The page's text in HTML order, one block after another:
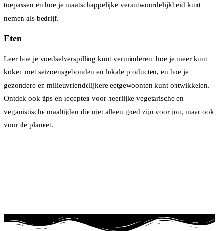
toepassen en hoe je maatschappelijke verantwoordelijkheid kunt
nemen als bedrijf.
Eten
Leer hoe je voedselverspilling kunt verminderen, hoe je meer kunt
koken met seizoensgebonden en lokale producten, en hoe je
gezondere en milieuvriendelijkere eetgewoonten kunt ontwikkelen.
Ontdek ook tips en recepten voor heerlijke vegetarische en
veganistische maaltijden die niet alleen goed zijn voor jou, maar ook
voor de planeet.